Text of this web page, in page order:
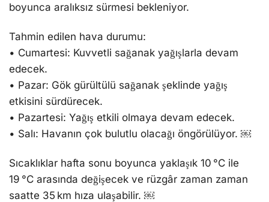
boyunca aralıksız sürmesi bekleniyor.
Tahmin edilen hava durumu:
• Cumartesi: Kuvvetli sağanak yağışlarla devam
edecek.
• Pazar: Gök gürültülü sağanak şeklinde yağış
etkisini sürdürecek.
• Pazartesi: Yağış etkili olmaya devam edecek.
• Salı: Havanın çok bulutlu olacağı öngörülüyor. ￼
Sıcaklıklar hafta sonu boyunca yaklaşık 10 °C ile
19 °C arasında değişecek ve rüzgâr zaman zaman
saatte 35 km hıza ulaşabilir. ￼